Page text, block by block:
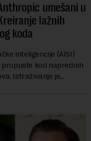
umešani u
lažnih
koda
inteligencije (AISI)
kod naprednih
Istraživanje je